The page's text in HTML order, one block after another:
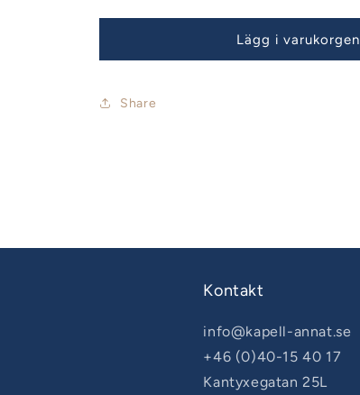
Lägg i varukorgen
Share
Kontakt
info@kapell-annat.se
+46 (0)40-15 40 17
Kantyxegatan 25L